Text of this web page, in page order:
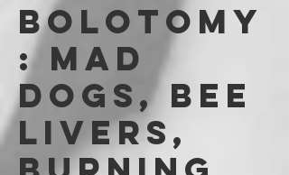
BOLOTOMY
: Mad
Dogs, Bee
Livers,